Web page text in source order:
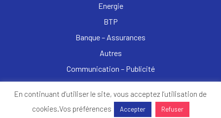
Energie
BTP
Banque – Assurances
Autres
Communication – Publicité
Commerce – Distribution – E-commerce
Enseignement – Formation
En continuant d’utiliser le site, vous acceptez l’utilisation de
cookies.Vos préférences Accepter Refuser